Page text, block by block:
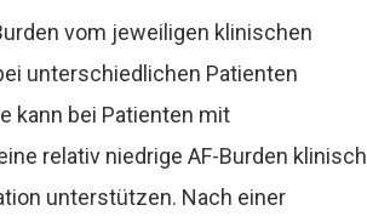
vom jeweiligen klinischen
unterschiedlichen Patienten
kann bei Patienten mit
relativ niedrige AF-Burden klinisch
unterstützen. Nach einer